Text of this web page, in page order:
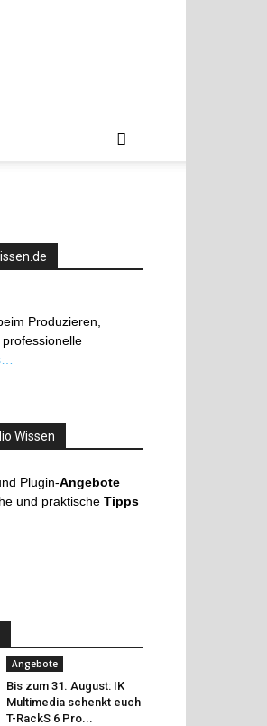
Produzieren,
Wissen
Plugin-Angebote
und praktische Tipps
Angebote
Bis zum 31. August: IK
Multimedia schenkt euch
T-RackS 6 Pro...